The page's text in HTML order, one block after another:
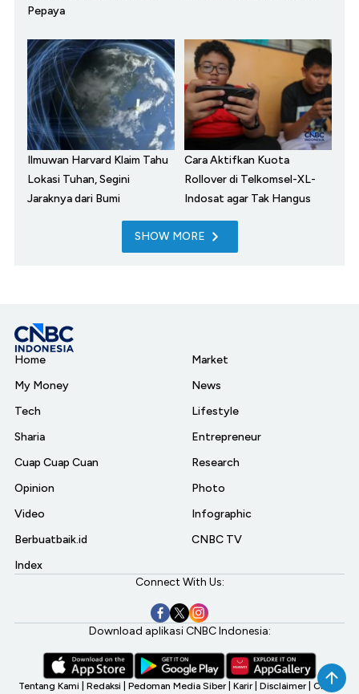
Pepaya
Ilmuwan Harvard Klaim Tahu
Lokasi Tuhan, Segini
Jaraknya dari Bumi
Cara Aktifkan Kuota
Rollover di Telkomsel-XL-
Indosat agar Tak Hangus
SHOW MORE
Home
My Money
Tech
Sharia
Cuap Cuap Cuan
Opinion
Video
Berbuatbaik.id
Index
Market
News
Lifestyle
Entrepreneur
Research
Photo
Infographic
CNBC TV
Connect With Us:
Download aplikasi CNBC Indonesia:
Tentang Kami Redaksi Pedoman Media Siber Karir Disclaimer CNBC